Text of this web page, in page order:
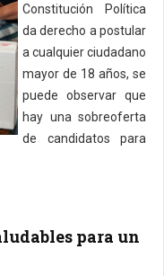
Constitución Política
da derecho a postular
a cualquier ciudadano
mayor de 18 años, se
puede observar que
hay una sobreoferta
de candidatos para
para un